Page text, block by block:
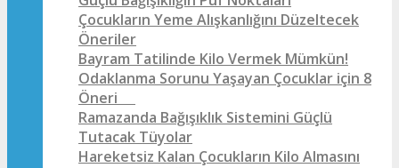
Çocukların Yeme Alışkanlığını Düzeltecek
Öneriler
Bayram Tatilinde Kilo Vermek Mümkün!
Odaklanma Sorunu Yaşayan Çocuklar için 8
Öneri
Ramazanda Bağışıklık Sistemini Güçlü
Tutacak Tüyolar
Hareketsiz Kalan Çocukların Kilo Almasını